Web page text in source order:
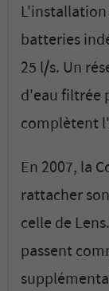
batteries
25 l/s. Un
d'eau filtrée
complètent
En 2007, la
rattacher
celle de
passent